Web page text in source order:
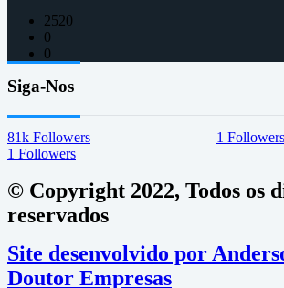
2520
0
0
Siga-Nos
81k Followers 1 Followers
1 Followers
© Copyright 2022, Todos os
reservados
Site desenvolvido por
Doutor Empresas